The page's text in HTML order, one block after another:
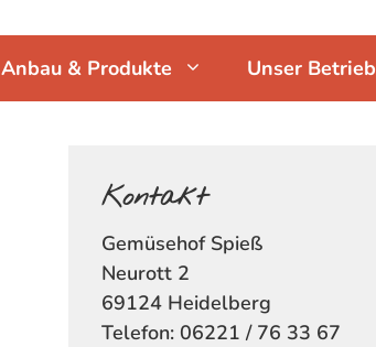
Anbau & Produkte Unser Betrieb
Kontakt
Gemüsehof Spieß
Neurott 2
69124 Heidelberg
Telefon: 06221 / 76 33 67